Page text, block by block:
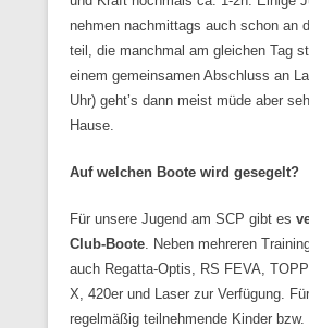
nehmen nachmittags auch schon an
teil, die manchmal am gleichen Tag
einem gemeinsamen Abschluss an
Uhr) geht’s dann meist müde aber
Hause.
Auf welchen Boote wird gesegelt?
Für unsere Jugend am SCP gibt es
Club-Boote . Neben mehreren
auch Regatta-Optis, RS FEVA,
X, 420er und Laser zur Verfügung.
regelmäßig teilnehmende Kinder